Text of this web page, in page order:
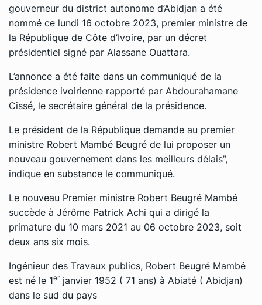
gouverneur du district autonome d’Abidjan a été
nommé ce lundi 16 octobre 2023, premier ministre de
la République de Côte d’Ivoire, par un décret
présidentiel signé par Alassane Ouattara.
L’annonce a été faite dans un communiqué de la
présidence ivoirienne rapporté par Abdourahamane
Cissé, le secrétaire général de la présidence.
Le président de la République demande au premier
ministre Robert Mambé Beugré de lui proposer un
nouveau gouvernement dans les meilleurs délais’’,
indique en substance le communiqué.
Le nouveau Premier ministre Robert Beugré Mambé
succède à Jérôme Patrick Achi qui a dirigé la
primature du 10 mars 2021 au 06 octobre 2023, soit
deux ans six mois.
Ingénieur des Travaux publics, Robert Beugré Mambé
est né le 1erjanvier 1952 ( 71 ans) à Abiaté ( Abidjan)
dans le sud du pays